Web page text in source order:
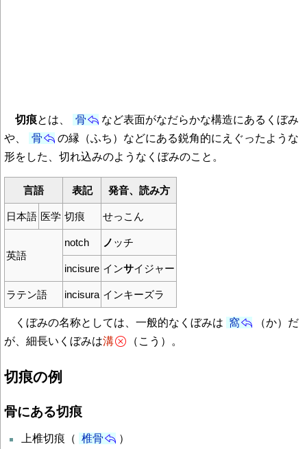
切痕とは、 骨
など表面がなだらかな構造にあるくぼみ
や、
骨
の縁（ふち）などにある鋭角的にえぐったような
形をした、切れ込みのようなくぼみのこと。
言語 表記 発音、読み方
日本語 医学 切痕 せっこん
英語
notch ノ ッチ
incisure インサイジャー
ラテン語 incisura インキーズラ
くぼみの名称としては、一般的なくぼみは 窩
（か）だ
が、細長いくぼみは溝 （こう）。
切痕の例
骨にある切痕
上椎切痕（ 椎骨
）